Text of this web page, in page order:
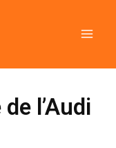
l’Audi